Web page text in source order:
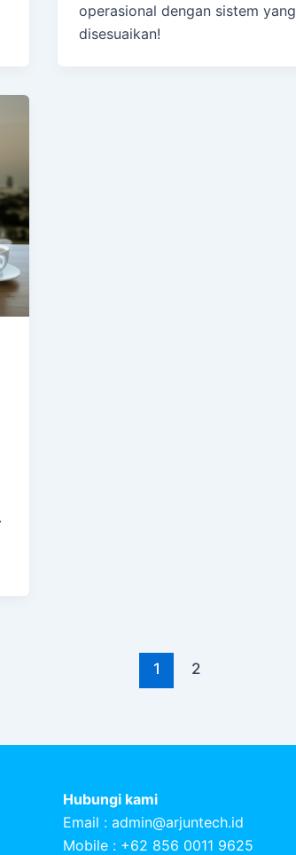
operasional dengan sistem yang
disesuaikan!
1 2
Hubungi kami
Email : admin@arjuntech.id
Mobile : +62 856 0011 9625